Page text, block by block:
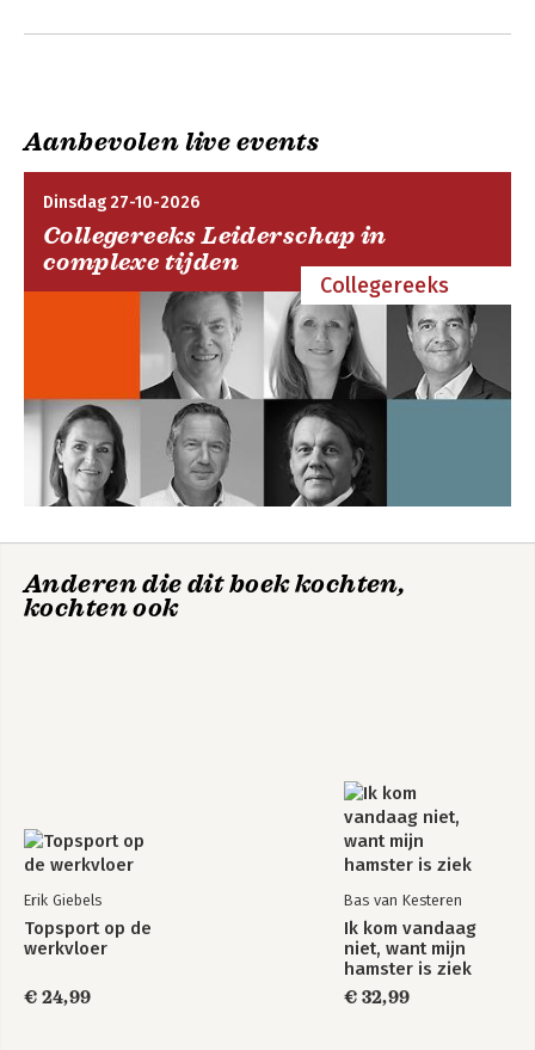
Aanbevolen live events
Dinsdag 27-10-2026
Collegereeks Leiderschap in
complexe tijden
Collegereeks
Anderen die dit boek kochten,
kochten ook
Erik Giebels
Topsport op de
werkvloer
€ 24,99
Bas van Kesteren
Ik kom vandaag
niet, want mijn
hamster is ziek
€ 32,99